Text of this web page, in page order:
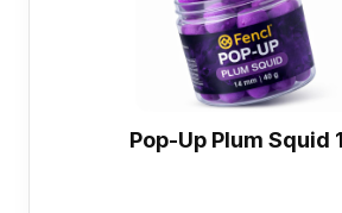
Pop-Up Plum Squid